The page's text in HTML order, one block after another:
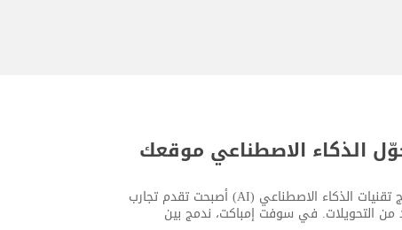
الذكاء الاصطناعي موقعك
اليوم، لم يعد امتلاك موقع إلكتروني حديث كافيًا بحد ذاته. فالشركات التي تدمج تقنيات الذكاء الاصطناعي (AI) أصبحت تقدم تجارب
من التحويلات. في سوفت إمباكت، ندمج بين